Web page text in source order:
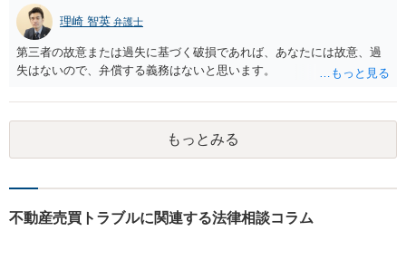
理崎 智英 弁護士
第三者の故意または過失に基づく破損であれば、あなたには故意、過
失はないので、弁償する義務はないと思います。
もっとみる
不動産売買トラブルに関連する法律相談コラム